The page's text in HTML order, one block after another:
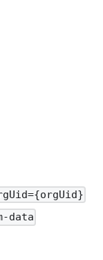
data